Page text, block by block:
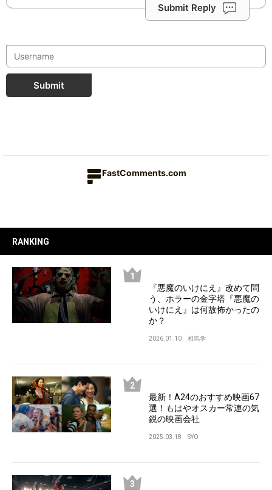
Submit Reply
Submit
FastComments.com
RANKING
『悪魔のいけにえ』改めて問
う、ホラーの金字塔『悪魔の
いけにえ』は何故怖かったの
か？
2026.01.10 相馬学
最新！A24のおすすめ映画67
選！もはやオスカー常連の気
鋭の映画会社
2025.03.18 SYO